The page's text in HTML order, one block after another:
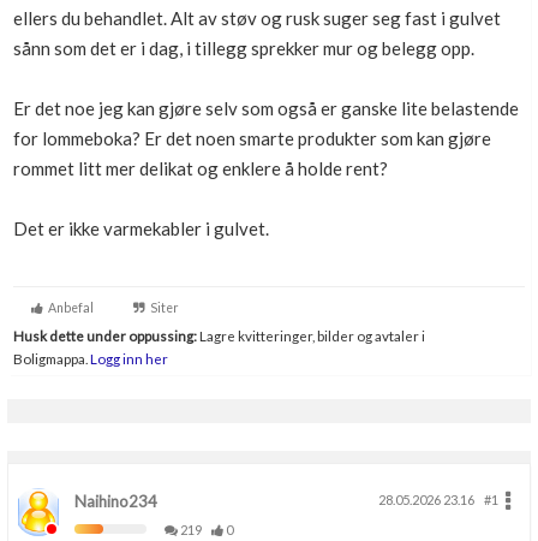
Boligmappa+
Få mer ut av Boligmappa
Nytt
ellers du behandlet. Alt av støv og rusk suger seg fast i gulvet
sånn som det er i dag, i tillegg sprekker mur og belegg opp.
Er det noe jeg kan gjøre selv som også er ganske lite belastende
for lommeboka? Er det noen smarte produkter som kan gjøre
rommet litt mer delikat og enklere å holde rent?
Det er ikke varmekabler i gulvet.
Anbefal Siter
Husk dette under oppussing:Lagre kvitteringer, bilder og avtaler i
Boligmappa. Logg inn her
Naihino234 28.05.2026 23.16
#1
219
0